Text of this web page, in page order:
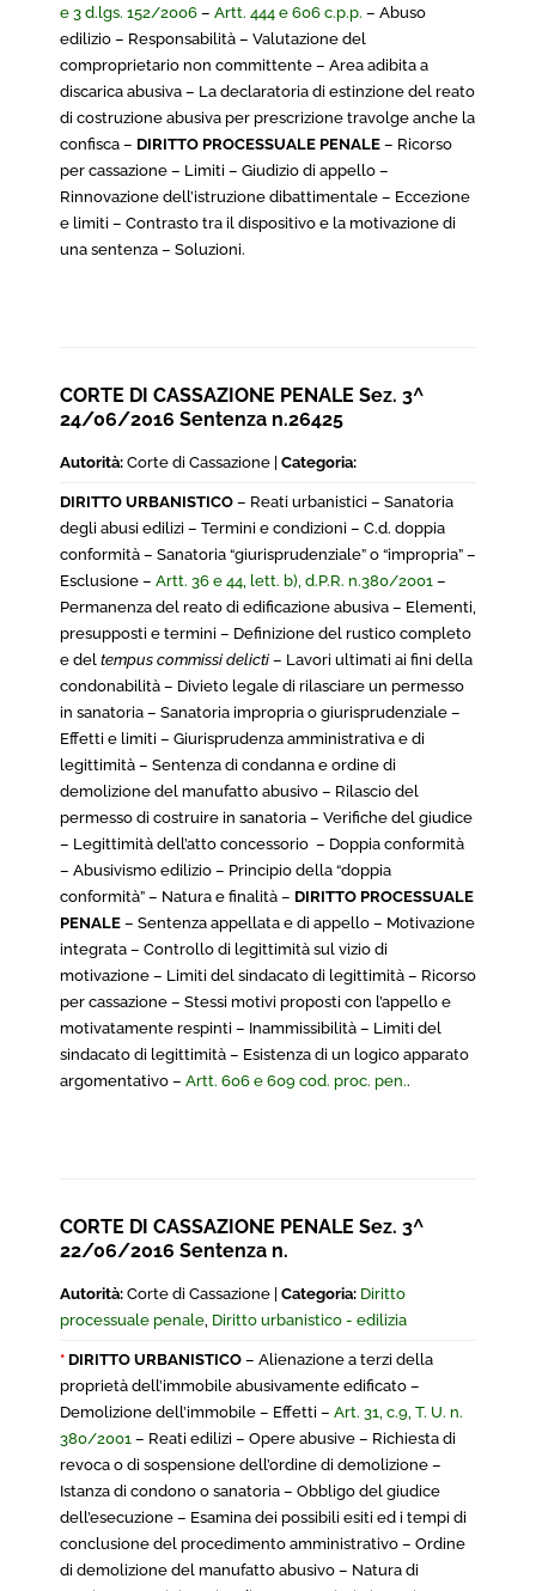
e 3 d.lgs. 152/2006 – Artt. 444 e 606 c.p.p. – Abuso
edilizio – Responsabilità – Valutazione del
comproprietario non committente – Area adibita a
discarica abusiva – La declaratoria di estinzione del reato
di costruzione abusiva per prescrizione travolge anche la
confisca – DIRITTO PROCESSUALE PENALE – Ricorso
per cassazione – Limiti – Giudizio di appello –
Rinnovazione dell’istruzione dibattimentale – Eccezione
e limiti – Contrasto tra il dispositivo e la motivazione di
una sentenza – Soluzioni.
CORTE DI CASSAZIONE PENALE Sez. 3^
24/06/2016 Sentenza n.26425
Autorità: Corte di Cassazione | Categoria:
DIRITTO URBANISTICO – Reati urbanistici – Sanatoria
degli abusi edilizi – Termini e condizioni – C.d. doppia
conformità – Sanatoria “giurisprudenziale” o “impropria” –
Esclusione – Artt. 36 e 44, lett. b), d.P.R. n.380/2001 –
Permanenza del reato di edificazione abusiva – Elementi,
presupposti e termini – Definizione del rustico completo
e del tempus commissi delicti – Lavori ultimati ai fini della
condonabilità – Divieto legale di rilasciare un permesso
in sanatoria – Sanatoria impropria o giurisprudenziale –
Effetti e limiti – Giurisprudenza amministrativa e di
legittimità – Sentenza di condanna e ordine di
demolizione del manufatto abusivo – Rilascio del
permesso di costruire in sanatoria – Verifiche del giudice
– Legittimità dell’atto concessorio – Doppia conformità
– Abusivismo edilizio – Principio della “doppia
conformità” – Natura e finalità – DIRITTO PROCESSUALE
PENALE – Sentenza appellata e di appello – Motivazione
integrata – Controllo di legittimità sul vizio di
motivazione – Limiti del sindacato di legittimità – Ricorso
per cassazione – Stessi motivi proposti con l’appello e
motivatamente respinti – Inammissibilità – Limiti del
sindacato di legittimità – Esistenza di un logico apparato
argomentativo – Artt. 606 e 609 cod. proc. pen..
CORTE DI CASSAZIONE PENALE Sez. 3^
22/06/2016 Sentenza n.
Autorità: Corte di Cassazione | Categoria: Diritto
processuale penale, Diritto urbanistico - edilizia
* DIRITTO URBANISTICO – Alienazione a terzi della
proprietà dell’immobile abusivamente edificato –
Demolizione dell’immobile – Effetti – Art. 31, c.9, T. U. n.
380/2001 – Reati edilizi – Opere abusive – Richiesta di
revoca o di sospensione dell’ordine di demolizione –
Istanza di condono o sanatoria – Obbligo del giudice
dell’esecuzione – Esamina dei possibili esiti ed i tempi di
conclusione del procedimento amministrativo – Ordine
di demolizione del manufatto abusivo – Natura di